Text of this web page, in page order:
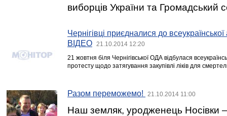
виборців України та Громадський
Чернігівці приєдналися до
ВІДЕО
21.10.2014 12:20
21 жовтня біля Чернігівської ОДА відбулася
протесту щодо затягування закупівлі ліків для
Разом переможемо! 21.10.2014 11:00
Наш земляк, уродженець Носівки